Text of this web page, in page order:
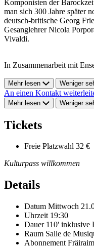
Komponisten der
man sich 300 Jahre später
deutsch-britische Georg
Gesanglehrer Nicola
Vivaldi.
In Zusammenarbeit mit
Mehr lesen Weniger
An einen Kontakt
Mehr lesen Weniger
Tickets
Freie Platzwahl 32 €
Kulturpass willkommen
Details
Datum Mittwoch
Uhrzeit 19:30
Dauer 110' inklusive
Raum Salle de
Abonnement Fräiraim